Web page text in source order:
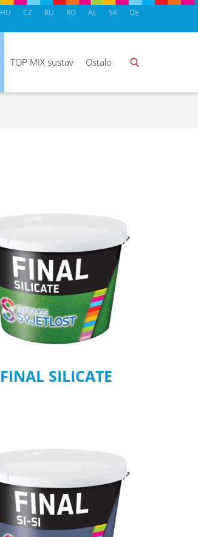
HU CZ RU RO AL SK DE
TOP MIX sustav Ostalo
FINAL SILICATE